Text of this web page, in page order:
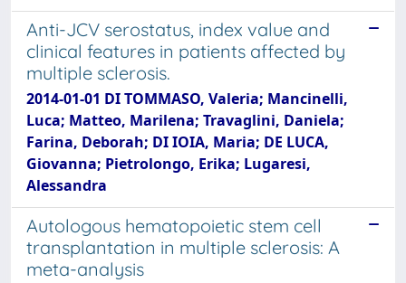
Anti-JCV serostatus, index value and
clinical features in patients affected by
multiple sclerosis.
2014-01-01 DI TOMMASO, Valeria; Mancinelli,
Luca; Matteo, Marilena; Travaglini, Daniela;
Farina, Deborah; DI IOIA, Maria; DE LUCA,
Giovanna; Pietrolongo, Erika; Lugaresi,
Alessandra
Autologous hematopoietic stem cell
transplantation in multiple sclerosis: A
meta-analysis